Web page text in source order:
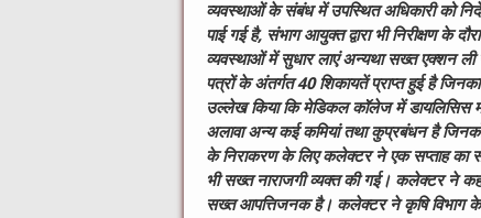
व्यवस्थाओं के संबंध में उपस्थित अधिकारी को
पाई गई है, संभाग आयुक्त द्वारा भी निरीक्षण के
व्यवस्थाओं में सुधार लाएं अन्यथा सख्त एक्शन
पत्रों के अंतर्गत 40 शिकायतें प्राप्त हुई है
उल्लेख किया कि मेडिकल कॉलेज में डायलिसिस
अलावा अन्य कई कमियां तथा कुप्रबंधन है
के निराकरण के लिए कलेक्टर ने एक सप्ताह का
भी सख्त नाराजगी व्यक्त की गई। कलेक्टर ने कहा
सख्त आपत्तिजनक है। कलेक्टर ने कृषि विभाग के